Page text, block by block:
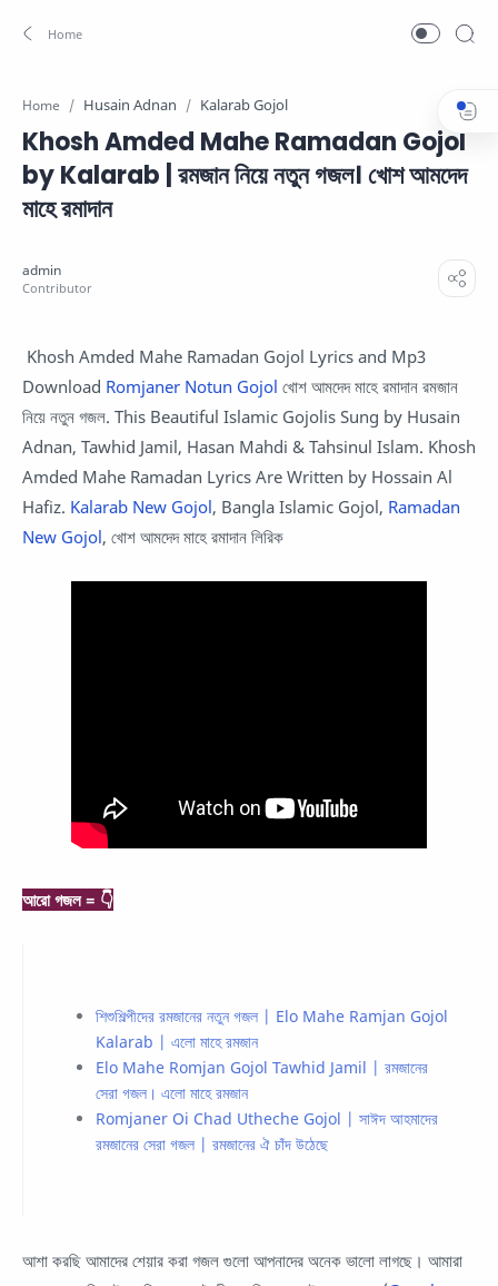
Home Husain Adnan Kalarab Gojol
Khosh Amded Mahe Ramadan Gojol
by Kalarab | রমজান নিয়ে নতুন গজল। খোশ আমদেদ
মাহে রমাদান
Khosh Amded Mahe Ramadan Gojol Lyrics and Mp3
Download Romjaner Notun Gojol খোশ আমদেদ মাহে রমাদান রমজান
নিয়ে নতুন গজল. This Beautiful Islamic Gojolis Sung by Husain
Adnan, Tawhid Jamil, Hasan Mahdi & Tahsinul Islam. Khosh
Amded Mahe Ramadan Lyrics Are Written by Hossain Al
Hafiz. Kalarab New Gojol, Bangla Islamic Gojol, Ramadan
New Gojol, খোশ আমদেদ মাহে রমাদান লিরিক
আরো গজল = 👇
শিশুশিল্পীদের রমজানের নতুন গজল | Elo Mahe Ramjan Gojol
Kalarab | এলো মাহে রমজান
Elo Mahe Romjan Gojol Tawhid Jamil | রমজানের
সেরা গজল। এলো মাহে রমজান
Romjaner Oi Chad Utheche Gojol | সাঈদ আহমাদের
রমজানের সেরা গজল | রমজানের ঐ চাঁদ উঠেছে
আশা করছি আমাদের শেয়ার করা গজল গুলো আপনাদের অনেক ভালো লাগছে। আমারা